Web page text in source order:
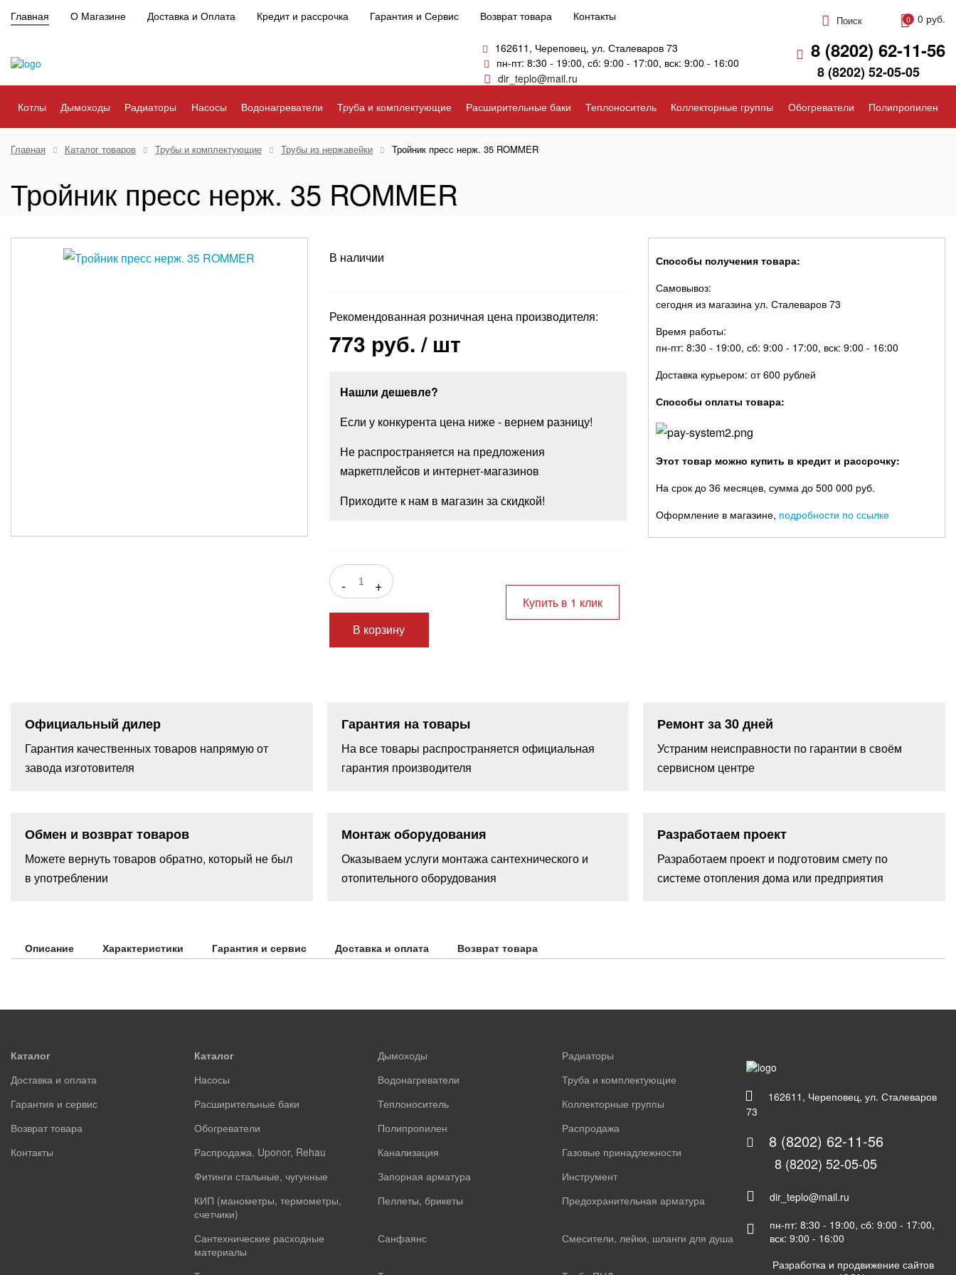
Главная О Магазине Доставка и Оплата Кредит и рассрочка Гарантия и Сервис Возврат товара Контакты Поиск 0 0 руб.
162611, Череповец, ул. Сталеваров 73
пн-пт: 8:30 - 19:00, сб: 9:00 - 17:00, вск: 9:00 - 16:00
dir_teplo@mail.ru
8 (8202) 62-11-56
8 (8202) 52-05-05
Котлы Дымоходы Радиаторы Насосы Водонагреватели Труба и комплектующие Расширительные баки Теплоноситель Коллекторные группы Обогреватели Полипропилен
Главная Каталог товаров Трубы и комплектующие Трубы из нержавейки Тройник пресс нерж. 35 ROMMER
Тройник пресс нерж. 35 ROMMER
В наличии
Рекомендованная розничная цена производителя:
773 руб./ шт
Нашли дешевле?
Если у конкурента цена ниже - вернем разницу!
Не распространяется на предложения
маркетплейсов и интернет-магазинов
Приходите к нам в магазин за скидкой!
- +
В корзину
Купить в 1 клик
Способы получения товара:
Самовывоз:
сегодня из магазина ул. Сталеваров 73
Время работы:
пн-пт: 8:30 - 19:00, сб: 9:00 - 17:00, вск: 9:00 - 16:00
Доставка курьером: от 600 рублей
Способы оплаты товара:
Этот товар можно купить в кредит и рассрочку:
На срок до 36 месяцев, сумма до 500 000 руб.
Оформление в магазине, подробности по ссылке
Официальный дилер
Гарантия качественных товаров напрямую от
завода изготовителя
Гарантия на товары
На все товары распространяется официальная
гарантия производителя
Ремонт за 30 дней
Устраним неисправности по гарантии в своём
сервисном центре
Обмен и возврат товаров
Можете вернуть товаров обратно, который не был
в употреблении
Монтаж оборудования
Оказываем услуги монтажа сантехнического и
отопительного оборудования
Разработаем проект
Разработаем проект и подготовим смету по
системе отопления дома или предприятия
Описание Характеристики Гарантия и сервис Доставка и оплата Возврат товара
Каталог
Доставка и оплата
Гарантия и сервис
Возврат товара
Контакты
Каталог Дымоходы
Радиаторы
Насосы
Водонагреватели
Труба и комплектующие
Расширительные баки
Теплоноситель
Коллекторные группы
Обогреватели
Полипропилен
Распродажа
Распродажа. Uponor, Rehau
Канализация
Газовые принадлежности
Фитинги стальные, чугунные
Запорная арматура
Инструмент
КИП (манометры, термометры,
счетчики)
Пеллеты, брикеты Предохранительная арматура
Сантехнические расходные
материалы
Санфаянс Смесители, лейки, шланги для душа
162611, Череповец, ул. Сталеваров
73
8 (8202) 62-11-56
8 (8202) 52-05-05
dir_teplo@mail.ru
пн-пт: 8:30 - 19:00, сб: 9:00 - 17:00,
вск: 9:00 - 16:00
Разработка и продвижение сайтов